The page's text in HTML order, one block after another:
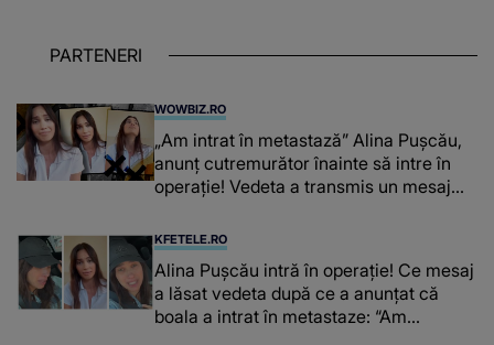
PARTENERI
WOWBIZ.RO
„Am intrat în metastază” Alina Pușcău,
anunț cutremurător înainte să intre în
operație! Vedeta a transmis un mesaj
KFETELE.RO
Alina Pușcău intră în operație! Ce mesaj
a lăsat vedeta după ce a anunțat că
boala a intrat în metastaze: “Am